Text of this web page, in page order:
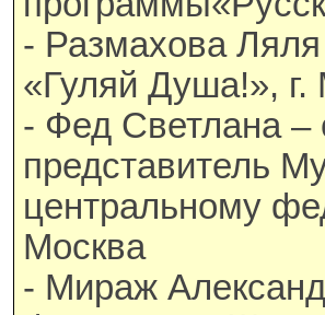
- Размахова
«Гуляй Душа!», г.
- Фед Светлана
представитель
центральному
Москва
- Мираж